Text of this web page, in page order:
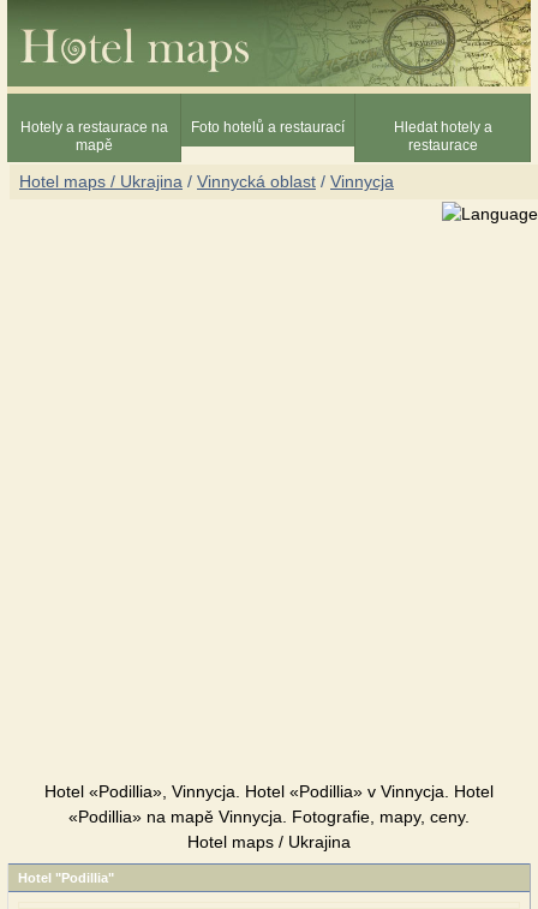
Hotely a restaurace na
mapě
Foto hotelů a restaurací
Hledat hotely a
restaurace
Hotel maps / Ukrajina / Vinnycká oblast / Vinnycja
Hotel «Podillia», Vinnycja. Hotel «Podillia» v Vinnycja. Hotel
«Podillia» na mapě Vinnycja. Fotografie, mapy, ceny.
Hotel maps / Ukrajina
Hotel "Podillia"